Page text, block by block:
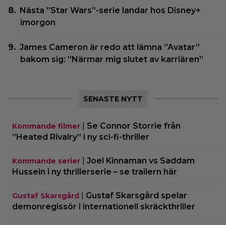
Nästa ”Star Wars”-serie landar hos Disney+
imorgon
James Cameron är redo att lämna ”Avatar”
bakom sig: ”Närmar mig slutet av karriären”
SENASTE NYTT
Kommande filmer
Se Connor Storrie från
”Heated Rivalry” i ny sci-fi-thriller
Kommande serier
Joel Kinnaman vs Saddam
Hussein i ny thrillerserie – se trailern här
Gustaf Skarsgård
Gustaf Skarsgård spelar
demonregissör i internationell skräckthriller